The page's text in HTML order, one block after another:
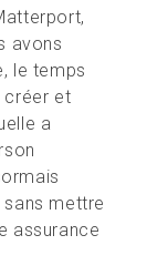
avons
le temps
créer et
a
mettre
assurance